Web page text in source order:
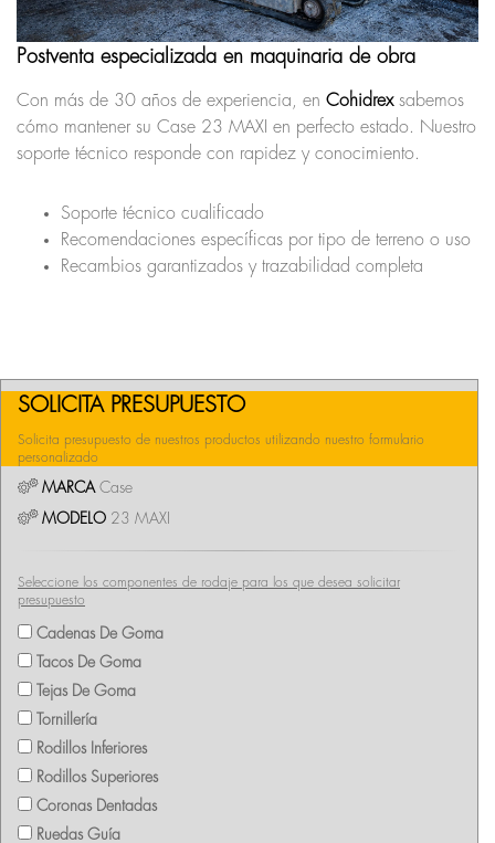
Postventa especializada en maquinaria de obra
Con más de 30 años de experiencia, en Cohidrexsabemos
cómo mantener su Case 23 MAXI en perfecto estado. Nuestro
soporte técnico responde con rapidez y conocimiento.
Soporte técnico cualificado
Recomendaciones específicas por tipo de terreno o uso
Recambios garantizados y trazabilidad completa
SOLICITA PRESUPUESTO
Solicita presupuesto de nuestros productos utilizando nuestro formulario
personalizado
MARCA Case
MODELO 23 MAXI
Seleccione los componentes de rodaje para los que desea solicitar
presupuesto
Cadenas De Goma
Tacos De Goma
Tejas De Goma
Tornillería
Rodillos Inferiores
Rodillos Superiores
Coronas Dentadas
Ruedas Guía